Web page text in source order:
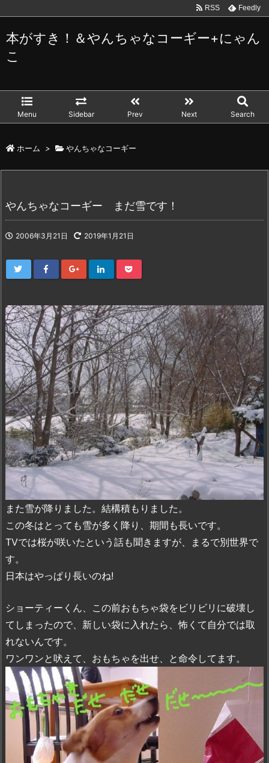
本がすき！＆やんちゃなコーギー+にゃん
こ
Menu Sidebar Prev Next Search
RSS Feedly
ホーム > やんちゃなコーギー
やんちゃなコーギー まだ雪です！
2006年3月21日 2019年1月21日
また雪が降りました。結構積もりました。
この冬はとっても雪が多く降り、期間も長いです。
TVでは桜が咲いたという話も聞きますが、まるで別世界で
す。
日本はやっぱり長いのね!
ショーティーくん、この前おもちゃ袋をビリビリに破壊し
てしまったので、新しい袋に入れたら、怖くて自分では取
れないんです。
ワンワンと吠えて、おもちゃを出せ、と命令してます。